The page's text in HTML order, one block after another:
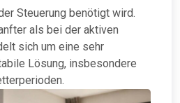
Steuerung benötigt wird.
als bei der aktiven
sich um eine sehr
Lösung, insbesondere